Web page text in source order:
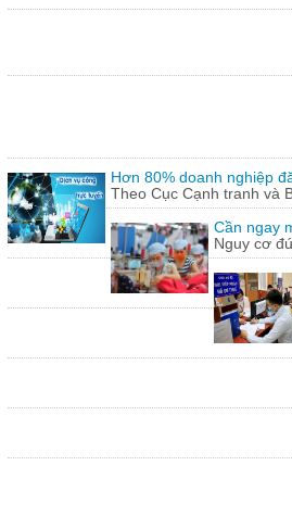
Hơn 80% doanh nghiệp
Theo Cục Cạnh tranh và
Cần ngay
Nguy cơ